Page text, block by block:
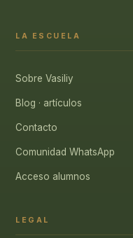
LA ESCUELA
Sobre Vasiliy
Blog · artículos
Contacto
Comunidad WhatsApp
Acceso alumnos
LEGAL